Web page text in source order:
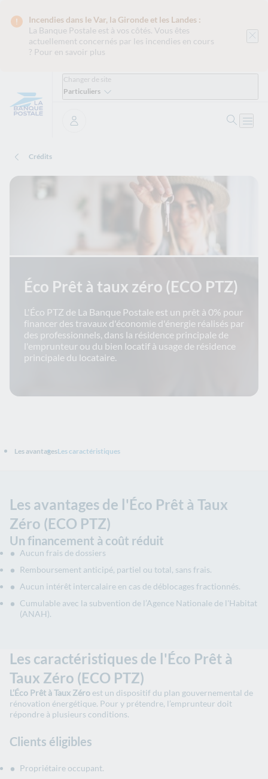
Incendies dans le Var, la Gironde et les Landes :
La Banque Postale est à vos côtés. Vous êtes
actuellement concernés par les incendies en cours
? Pour en savoir plus
Changer de site
Particuliers
Se connecter
Crédits
Éco Prêt à taux zéro (ECO PTZ)
L'Éco PTZ de La Banque Postale est un prêt à 0% pour
financer des travaux d'économie d'énergie réalisés par
des professionnels, dans la résidence principale de
l'emprunteur ou du bien locatif à usage de résidence
principale du locataire.
Les avantagesLes caractéristiques
Les avantages de l'Éco Prêt à Taux
Zéro (ECO PTZ)
Un financement à coût réduit
Aucun frais de dossiers
Remboursement anticipé, partiel ou total, sans frais.
Aucun intérêt intercalaire en cas de déblocages fractionnés.
Cumulable avec la subvention de l’Agence Nationale de l'Habitat
(ANAH).
Les caractéristiques de l'Éco Prêt à
Taux Zéro (ECO PTZ)
L’Éco Prêt à Taux Zéro est un dispositif du plan gouvernemental de
rénovation énergétique. Pour y prétendre, l’emprunteur doit
répondre à plusieurs conditions.
Clients éligibles
Propriétaire occupant.